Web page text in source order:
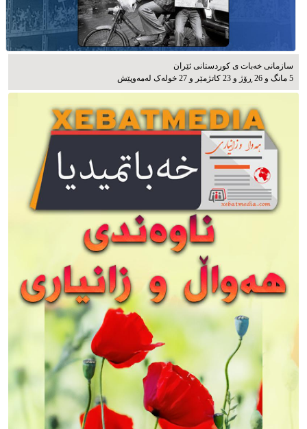
سازمانی خەبات ی كوردستانی ئێران
5 مانگ و 26 ڕۆژ و 23 کاتژمێر و 27 خوله‌ک له‌مه‌وپێش‌